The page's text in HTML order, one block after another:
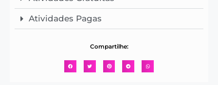
Atividades Pagas
Compartilhe: